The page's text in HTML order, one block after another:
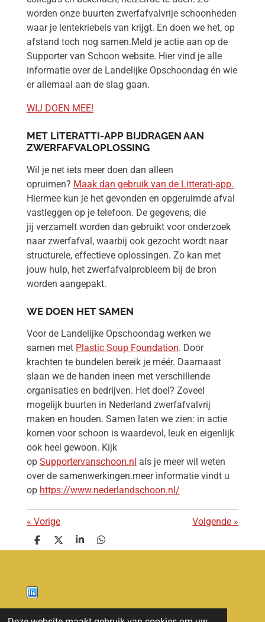
worden onze buurten zwerfafvalvrije schoonheden
waar je lentekriebels van krijgt. En doen we het, op
afstand toch nog samen.Meld je actie aan op de
Supporter van Schoon website. Hier vind je alle
informatie over de Landelijke Opschoondag én wie
er allemaal aan de slag gaan.
WIJ DOEN MEE!
MET LITERATTI-APP BIJDRAGEN AAN
ZWERFAFVALOPLOSSING
Wil je net iets meer doen dan alleen
opruimen? Maak dan gebruik van de Litterati-app.
Hiermee kun je het gevonden en opgeruimde afval
vastleggen op je telefoon. De gegevens, die
jij verzamelt worden dan gebruikt voor onderzoek
naar zwerfafval, waarbij ook gezocht wordt naar
structurele, effectieve oplossingen. Zo kan met
jouw hulp, het zwerfafvalprobleem bij de bron
worden aangepakt.
WE DOEN HET SAMEN
Voor de Landelijke Opschoondag werken we
samen met Plastic Soup Foundation. Door
krachten te bundelen bereik je méér. Daarnaast
slaan we de handen ineen met verschillende
organisaties en bedrijven. Het doel? Zoveel
mogelijk buurten in Nederland zwerfafvalvrij
maken en houden. Samen laten we zien: in actie
komen voor schoon is waardevol, leuk en eigenlijk
ook heel gewoon. Kijk
op Supportervanschoon.nl als je meer wil weten
over de samenwerkingen.meer informatie vindt u
op https://www.nederlandschoon.nl/
« Vorige Volgende »
D
e
D
e
S
h
D
e
Nieuws